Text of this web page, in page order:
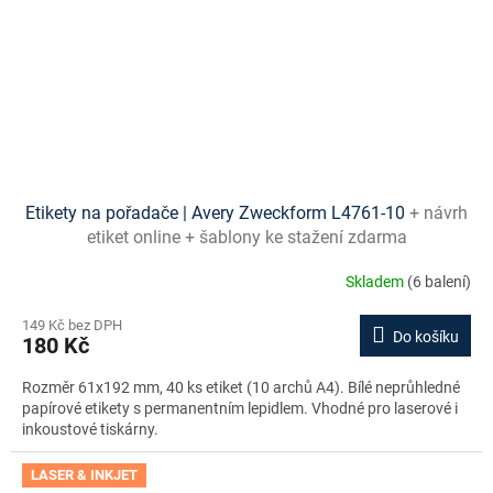
Etikety na pořadače | Avery Zweckform L4761-10 + návrh
etiket online + šablony ke stažení zdarma
Skladem (6 balení)
149 Kč bez DPH
180 Kč Do košíku
Rozměr 61x192 mm, 40 ks etiket (10 archů A4). Bílé neprůhledné
papírové etikety s permanentním lepidlem. Vhodné pro laserové i
inkoustové tiskárny.
LASER & INKJET